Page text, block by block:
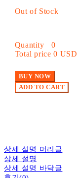
Out of Stock
Quantity
0
Total price 0 USD
BUY NOW
ADD TO CART
상세 설명 머리글
상세 설명
상세 설명 바닥글